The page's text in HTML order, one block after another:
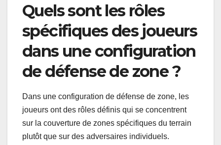
Quels sont les rôles
spécifiques des joueurs
dans une configuration
de défense de zone ?
Dans une configuration de défense de zone, les
joueurs ont des rôles définis qui se concentrent
sur la couverture de zones spécifiques du terrain
plutôt que sur des adversaires individuels.